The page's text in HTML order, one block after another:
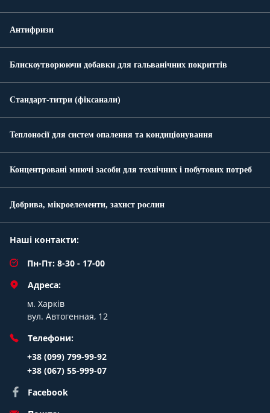
Антифризи
Блискоутворюючи добавки для гальванічних покриттів
Стандарт-титри (фіксанали)
Теплоносії для систем опалення та кондиціонування
Концентровані миючі засоби для технічних і побутових потреб
Добрива, мікроелементи, захист рослин
Наші контакти:
Пн-Пт: 8-30 - 17-00
Адреса:
м. Харків
вул. Автогенная, 12
Телефони:
+38 (099) 799-99-92
+38 (067) 55-999-07
Facebook